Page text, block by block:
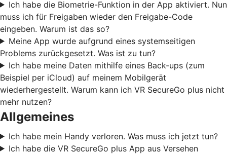
Ich habe die Biometrie-Funktion in der App aktiviert. Nun
muss ich für Freigaben wieder den Freigabe-Code
eingeben. Warum ist das so?
Meine App wurde aufgrund eines systemseitigen
Problems zurückgesetzt. Was ist zu tun?
Ich habe meine Daten mithilfe eines Back-ups (zum
Beispiel per iCloud) auf meinem Mobilgerät
wiederhergestellt. Warum kann ich VR SecureGo plus nicht
mehr nutzen?
Allgemeines
Ich habe mein Handy verloren. Was muss ich jetzt tun?
Ich habe die VR SecureGo plus App aus Versehen